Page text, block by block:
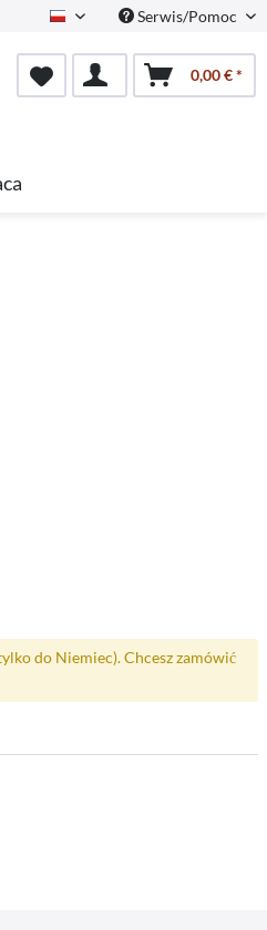
Polish Serwis/Pomoc
0,00 € *
do Niemiec). Chcesz zamówić